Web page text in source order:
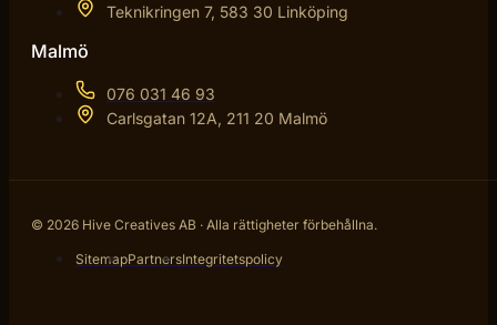
Teknikringen 7, 583 30 Linköping
Malmö
076 031 46 93
Carlsgatan 12A, 211 20 Malmö
© 2026 Hive Creatives AB · Alla rättigheter förbehållna.
SitemapPartnersIntegritetspolicy